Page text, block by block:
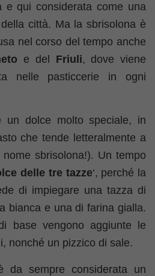
e qui considerata come una
città. Ma la sbrisolona è
nel corso del tempo anche
e del Friuli, dove viene
nelle pasticcerie in ogni
un dolce molto speciale, in
che tende letteralmente a
sbrisolona!). Un tempo
delle tre tazze‘, perché la
di impiegare una tazza di
bianca e una di farina gialla.
base vengono aggiunte le
nonché un pizzico di sale.
da sempre considerata un